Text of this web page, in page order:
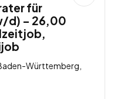
für
d) – 26,00
Württemberg,